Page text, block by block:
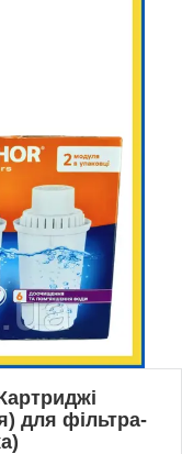
для фільтра-